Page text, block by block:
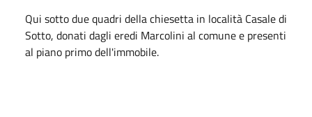
Qui sotto due quadri della chiesetta in località Casale di
Sotto, donati dagli eredi Marcolini al comune e presenti
al piano primo dell'immobile.